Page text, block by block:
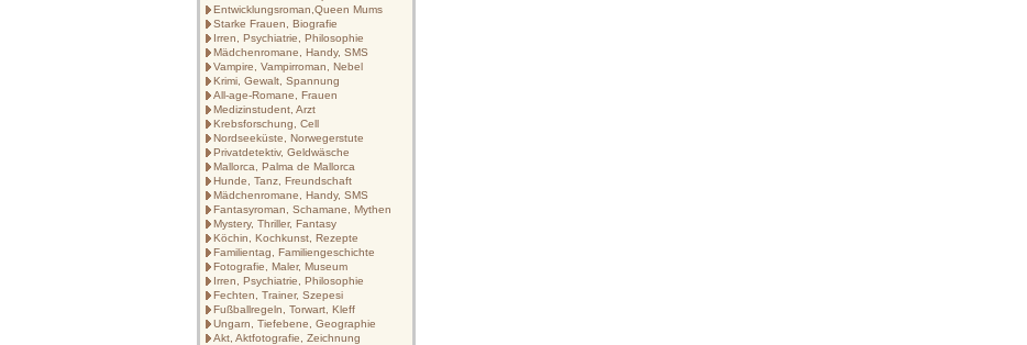
Entwicklungsroman,Queen Mums
Starke Frauen, Biografie
Irren, Psychiatrie, Philosophie
Mädchenromane, Handy, SMS
Vampire, Vampirroman, Nebel
Krimi, Gewalt, Spannung
All-age-Romane, Frauen
Medizinstudent, Arzt
Krebsforschung, Cell
Nordseeküste, Norwegerstute
Privatdetektiv, Geldwäsche
Mallorca, Palma de Mallorca
Hunde, Tanz, Freundschaft
Mädchenromane, Handy, SMS
Fantasyroman, Schamane, Mythen
Mystery, Thriller, Fantasy
Köchin, Kochkunst, Rezepte
Familientag, Familiengeschichte
Fotografie, Maler, Museum
Irren, Psychiatrie, Philosophie
Fechten, Trainer, Szepesi
Fußballregeln, Torwart, Kleff
Ungarn, Tiefebene, Geographie
Akt, Aktfotografie, Zeichnung